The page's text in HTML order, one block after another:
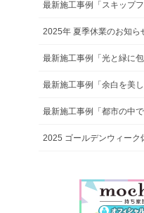
最新施工事例「スキップ
2025年 夏季休業のお知ら
最新施工事例「光と緑に
最新施工事例「余白を美
最新施工事例「都市の中
2025 ゴールデンウィーク